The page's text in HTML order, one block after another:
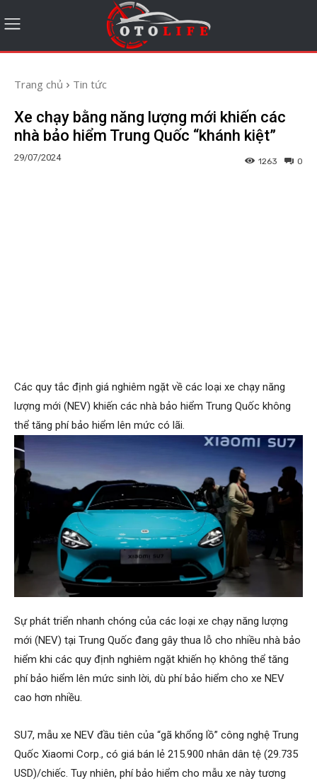
Trang chủ Tin tức
Xe chạy bằng năng lượng mới khiến các
nhà bảo hiểm Trung Quốc “khánh kiệt”
29/07/2024 0
1263
Các quy tắc định giá nghiêm ngặt về các loại xe chạy năng
lượng mới (NEV) khiến các nhà bảo hiểm Trung Quốc không
thể tăng phí bảo hiểm lên mức có lãi.
Sự phát triển nhanh chóng của các loại xe chạy năng lượng
mới (NEV) tại Trung Quốc đang gây thua lỗ cho nhiều nhà bảo
hiểm khi các quy định nghiêm ngặt khiến họ không thể tăng
phí bảo hiểm lên mức sinh lời, dù phí bảo hiểm cho xe NEV
cao hơn nhiều.
SU7, mẫu xe NEV đầu tiên của “gã khổng lồ” công nghệ Trung
Quốc Xiaomi Corp., có giá bán lẻ 215.900 nhân dân tệ (29.735
USD)/chiếc. Tuy nhiên, phí bảo hiểm cho mẫu xe này tương